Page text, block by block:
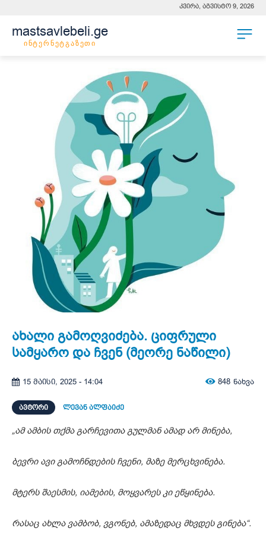
კვირა, აგვისტო 9, 2026
mastsavlebeli.ge
ინტერნეტგაზეთი
ახალი გამოღვიძება. ციფრული
სამყარო და ჩვენ (მეორე ნაწილი)
15 მაისი, 2025 - 14:04 848 ნახვა
ᲐᲕᲢᲝᲠᲘ ლევან ალფაიძე
„ამ ამბის თქმა გარჩევითა გულმან ამად არ მინება,
ბევრი ავი გამოჩნდების ჩვენი, მაზე მერცხვინება.
მტერს შაესმის, იამების, მოყვარეს კი ეწყინება.
რასაც ახლა ვამბობ, ვგონებ, ამაზედაც მხვდეს გინება“.